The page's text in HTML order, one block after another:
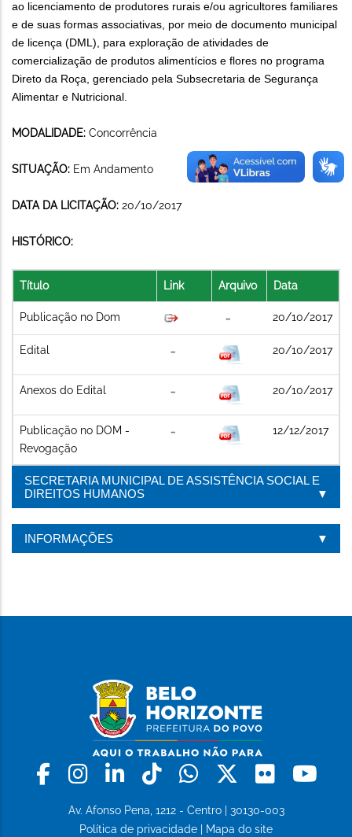
ao licenciamento de produtores rurais e/ou agricultores familiares
e de suas formas associativas, por meio de documento municipal
de licença (DML), para exploração de atividades de
comercialização de produtos alimentícios e flores no programa
Direto da Roça, gerenciado pela Subsecretaria de Segurança
Alimentar e Nutricional.
MODALIDADE: Concorrência
SITUAÇÃO: Em Andamento
DATA DA LICITAÇÃO: 20/10/2017
HISTÓRICO:
Título Link Arquivo Data
Publicação no Dom 20/10/2017
Edital 20/10/2017
Anexos do Edital 20/10/2017
Publicação no DOM -
Revogação
12/12/2017
SECRETARIA MUNICIPAL DE ASSISTÊNCIA SOCIAL E
DIREITOS HUMANOS
INFORMAÇÕES
Facebook
Instagram
LinkedinTiktokWhatsapp
X Flickr
Av. Afonso Pena, 1212 - Centro | 30130-003
Política de privacidade
Mapa do site